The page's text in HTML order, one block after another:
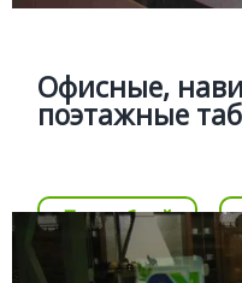
Офисные,
поэтажные
Подробней